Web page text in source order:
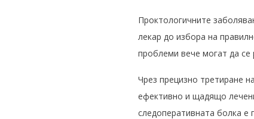
Проктологичните
лекар до избора на
проблеми вече могат да се
Чрез прецизно третиране
ефективно и щадящо
следоперативната болка е